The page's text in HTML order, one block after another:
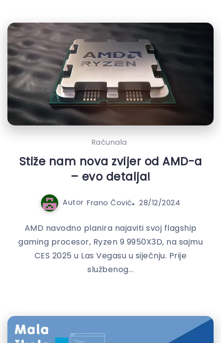
Računala
Stiže nam nova zvijer od AMD-a
– evo detalja!
Autor Frano Čović 28/12/2024
AMD navodno planira najaviti svoj flagship
gaming procesor, Ryzen 9 9950X3D, na sajmu
CES 2025 u Las Vegasu u siječnju. Prije
službenog...